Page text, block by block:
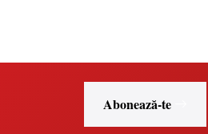
Abonează-te